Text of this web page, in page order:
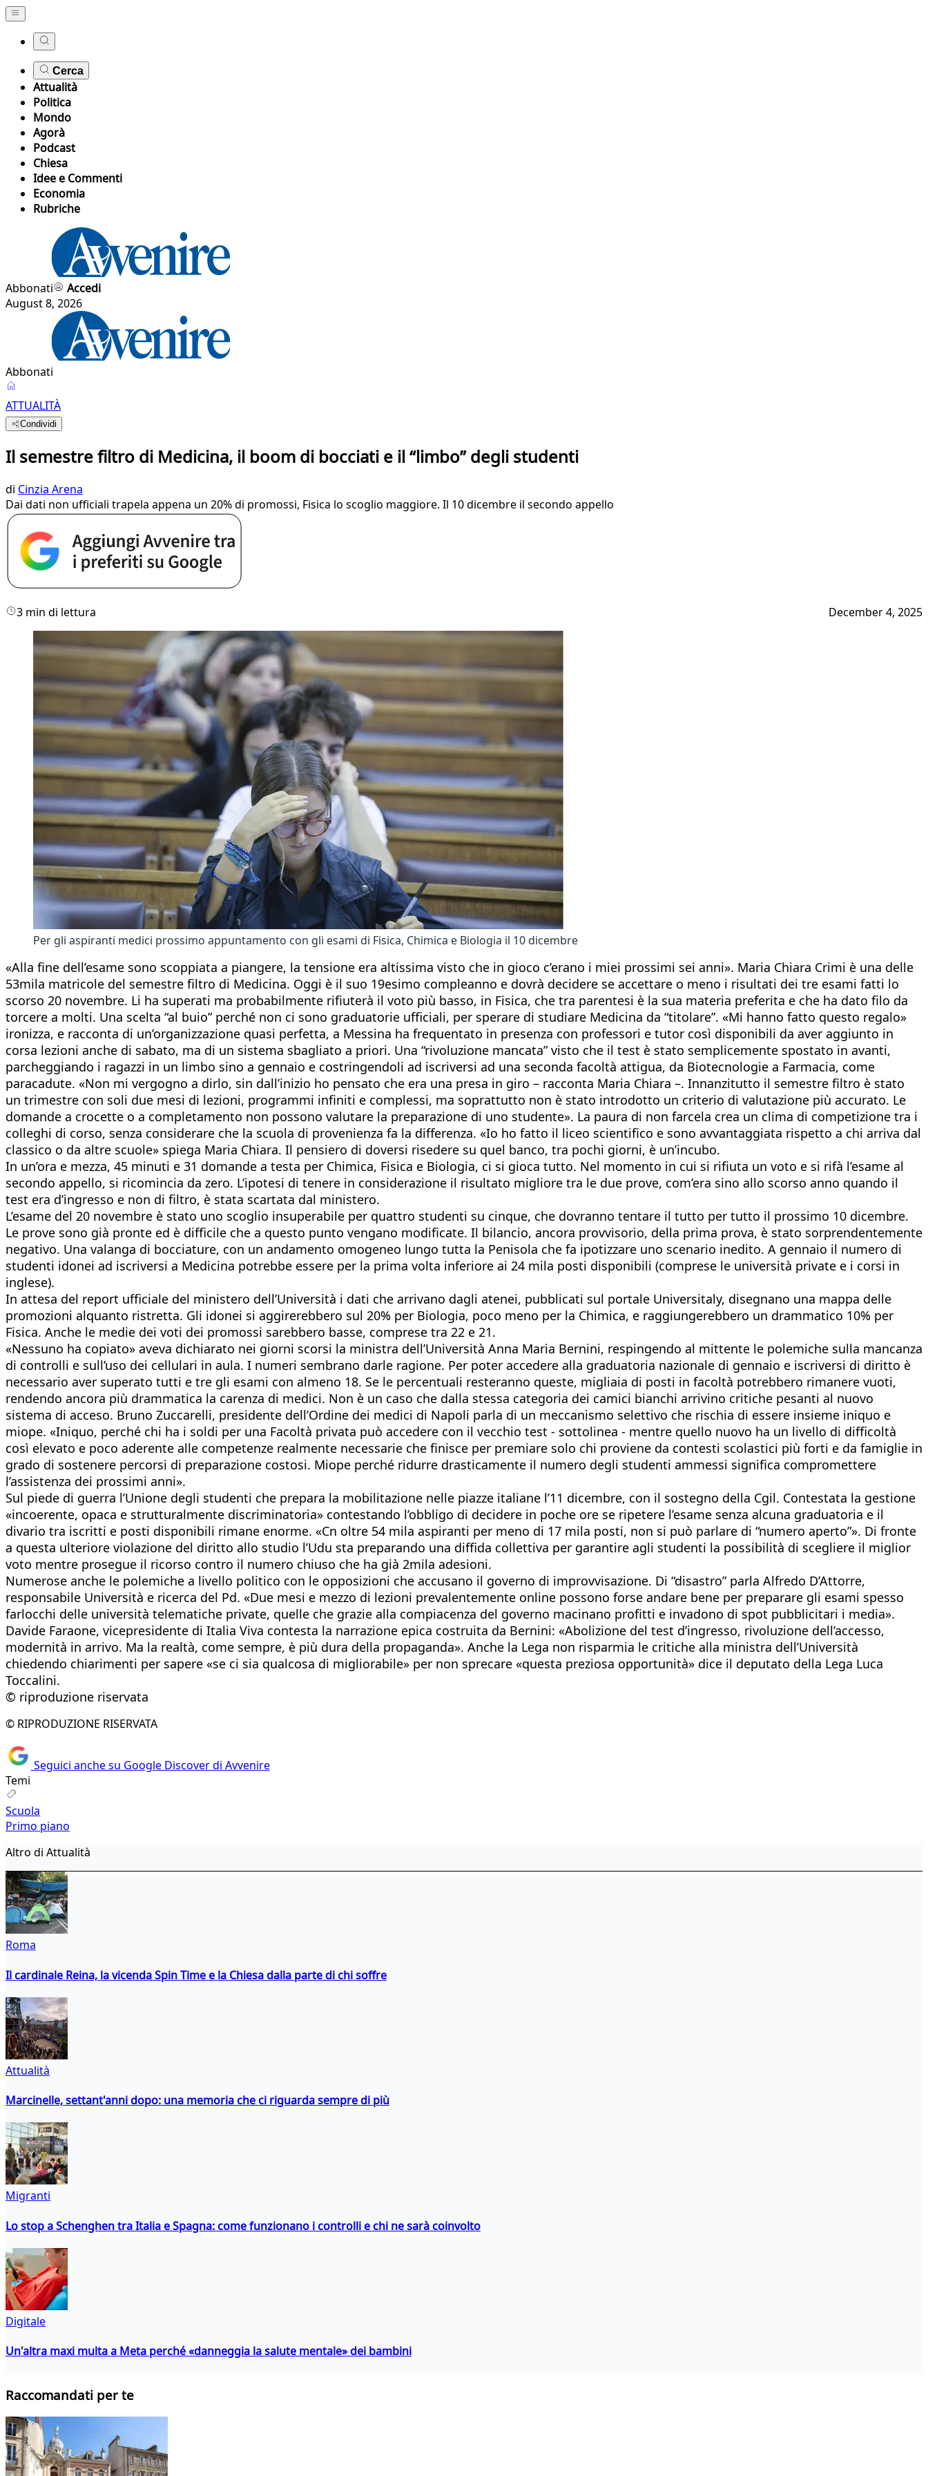
Cerca
Attualità
Politica
Mondo
Agorà
Podcast
Chiesa
Idee e Commenti
Economia
Rubriche
Abbonati
Accedi
August 8, 2026
Abbonati
ATTUALITÀ
Condividi
Il semestre filtro di Medicina, il boom di bocciati e il “limbo” degli studenti
di Cinzia Arena
Dai dati non ufficiali trapela appena un 20% di promossi, Fisica lo scoglio maggiore. Il 10 dicembre il secondo appello
3 min di lettura December 4, 2025
Per gli aspiranti medici prossimo appuntamento con gli esami di Fisica, Chimica e Biologia il 10 dicembre
«Alla fine dell’esame sono scoppiata a piangere, la tensione era altissima visto che in gioco c’erano i miei prossimi sei anni». Maria Chiara Crimi è una delle
53mila matricole del semestre filtro di Medicina. Oggi è il suo 19esimo compleanno e dovrà decidere se accettare o meno i risultati dei tre esami fatti lo
scorso 20 novembre. Li ha superati ma probabilmente rifiuterà il voto più basso, in Fisica, che tra parentesi è la sua materia preferita e che ha dato filo da
torcere a molti. Una scelta “al buio” perché non ci sono graduatorie ufficiali, per sperare di studiare Medicina da “titolare”. «Mi hanno fatto questo regalo»
ironizza, e racconta di un’organizzazione quasi perfetta, a Messina ha frequentato in presenza con professori e tutor così disponibili da aver aggiunto in
corsa lezioni anche di sabato, ma di un sistema sbagliato a priori. Una “rivoluzione mancata” visto che il test è stato semplicemente spostato in avanti,
parcheggiando i ragazzi in un limbo sino a gennaio e costringendoli ad iscriversi ad una seconda facoltà attigua, da Biotecnologie a Farmacia, come
paracadute. «Non mi vergogno a dirlo, sin dall’inizio ho pensato che era una presa in giro – racconta Maria Chiara –. Innanzitutto il semestre filtro è stato
un trimestre con soli due mesi di lezioni, programmi infiniti e complessi, ma soprattutto non è stato introdotto un criterio di valutazione più accurato. Le
domande a crocette o a completamento non possono valutare la preparazione di uno studente». La paura di non farcela crea un clima di competizione tra i
colleghi di corso, senza considerare che la scuola di provenienza fa la differenza. «Io ho fatto il liceo scientifico e sono avvantaggiata rispetto a chi arriva dal
classico o da altre scuole» spiega Maria Chiara. Il pensiero di doversi risedere su quel banco, tra pochi giorni, è un’incubo.
In un’ora e mezza, 45 minuti e 31 domande a testa per Chimica, Fisica e Biologia, ci si gioca tutto. Nel momento in cui si rifiuta un voto e si rifà l’esame al
secondo appello, si ricomincia da zero. L’ipotesi di tenere in considerazione il risultato migliore tra le due prove, com’era sino allo scorso anno quando il
test era d’ingresso e non di filtro, è stata scartata dal ministero.
L’esame del 20 novembre è stato uno scoglio insuperabile per quattro studenti su cinque, che dovranno tentare il tutto per tutto il prossimo 10 dicembre.
Le prove sono già pronte ed è difficile che a questo punto vengano modificate. Il bilancio, ancora provvisorio, della prima prova, è stato sorprendentemente
negativo. Una valanga di bocciature, con un andamento omogeneo lungo tutta la Penisola che fa ipotizzare uno scenario inedito. A gennaio il numero di
studenti idonei ad iscriversi a Medicina potrebbe essere per la prima volta inferiore ai 24 mila posti disponibili (comprese le università private e i corsi in
inglese).
In attesa del report ufficiale del ministero dell’Università i dati che arrivano dagli atenei, pubblicati sul portale Universitaly, disegnano una mappa delle
promozioni alquanto ristretta. Gli idonei si aggirerebbero sul 20% per Biologia, poco meno per la Chimica, e raggiungerebbero un drammatico 10% per
Fisica. Anche le medie dei voti dei promossi sarebbero basse, comprese tra 22 e 21.
«Nessuno ha copiato» aveva dichiarato nei giorni scorsi la ministra dell’Università Anna Maria Bernini, respingendo al mittente le polemiche sulla mancanza
di controlli e sull’uso dei cellulari in aula. I numeri sembrano darle ragione. Per poter accedere alla graduatoria nazionale di gennaio e iscriversi di diritto è
necessario aver superato tutti e tre gli esami con almeno 18. Se le percentuali resteranno queste, migliaia di posti in facoltà potrebbero rimanere vuoti,
rendendo ancora più drammatica la carenza di medici. Non è un caso che dalla stessa categoria dei camici bianchi arrivino critiche pesanti al nuovo
sistema di acceso. Bruno Zuccarelli, presidente dell’Ordine dei medici di Napoli parla di un meccanismo selettivo che rischia di essere insieme iniquo e
miope. «Iniquo, perché chi ha i soldi per una Facoltà privata può accedere con il vecchio test - sottolinea - mentre quello nuovo ha un livello di difficoltà
così elevato e poco aderente alle competenze realmente necessarie che finisce per premiare solo chi proviene da contesti scolastici più forti e da famiglie in
grado di sostenere percorsi di preparazione costosi. Miope perché ridurre drasticamente il numero degli studenti ammessi significa compromettere
l’assistenza dei prossimi anni».
Sul piede di guerra l’Unione degli studenti che prepara la mobilitazione nelle piazze italiane l’11 dicembre, con il sostegno della Cgil. Contestata la gestione
«incoerente, opaca e strutturalmente discriminatoria» contestando l’obbligo di decidere in poche ore se ripetere l’esame senza alcuna graduatoria e il
divario tra iscritti e posti disponibili rimane enorme. «Cn oltre 54 mila aspiranti per meno di 17 mila posti, non si può parlare di “numero aperto”». Di fronte
a questa ulteriore violazione del diritto allo studio l’Udu sta preparando una diffida collettiva per garantire agli studenti la possibilità di scegliere il miglior
voto mentre prosegue il ricorso contro il numero chiuso che ha già 2mila adesioni.
Numerose anche le polemiche a livello politico con le opposizioni che accusano il governo di improvvisazione. Di “disastro” parla Alfredo D’Attorre,
responsabile Università e ricerca del Pd. «Due mesi e mezzo di lezioni prevalentemente online possono forse andare bene per preparare gli esami spesso
farlocchi delle università telematiche private, quelle che grazie alla compiacenza del governo macinano profitti e invadono di spot pubblicitari i media».
Davide Faraone, vicepresidente di Italia Viva contesta la narrazione epica costruita da Bernini: «Abolizione del test d’ingresso, rivoluzione dell’accesso,
modernità in arrivo. Ma la realtà, come sempre, è più dura della propaganda». Anche la Lega non risparmia le critiche alla ministra dell’Università
chiedendo chiarimenti per sapere «se ci sia qualcosa di migliorabile» per non sprecare «questa preziosa opportunità» dice il deputato della Lega Luca
Toccalini.
© riproduzione riservata
© RIPRODUZIONE RISERVATA
Seguici anche su Google Discover di Avvenire
Temi
Scuola
Primo piano
Altro di Attualità
Roma
Il cardinale Reina, la vicenda Spin Time e la Chiesa dalla parte di chi soffre
Attualità
Marcinelle, settant'anni dopo: una memoria che ci riguarda sempre di più
Migranti
Lo stop a Schenghen tra Italia e Spagna: come funzionano i controlli e chi ne sarà coinvolto
Digitale
Un'altra maxi multa a Meta perché «danneggia la salute mentale» dei bambini
Raccomandati per te